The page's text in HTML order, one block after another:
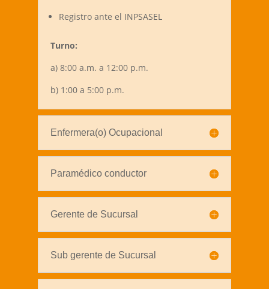
Registro ante el INPSASEL
Turno:
a) 8:00 a.m. a 12:00 p.m.
b) 1:00 a 5:00 p.m.
Enfermera(o) Ocupacional
Paramédico conductor
Gerente de Sucursal
Sub gerente de Sucursal